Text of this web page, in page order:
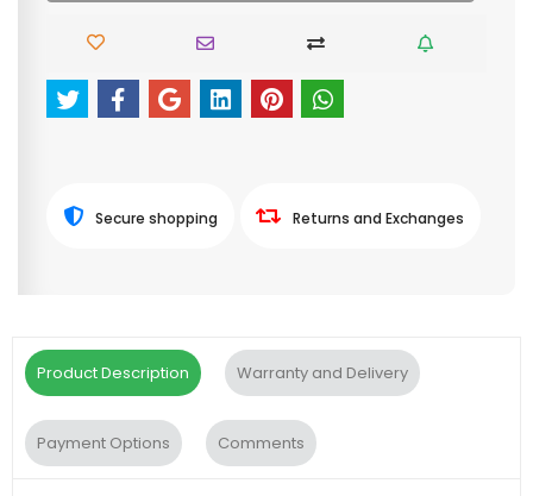
Secure shopping Returns and Exchanges
Product Description Warranty and Delivery
Payment Options Comments